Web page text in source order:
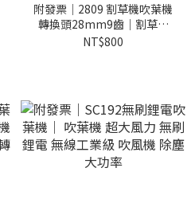
附發票｜2809 割草機吹葉機
轉換頭28mm9齒｜割草機
配件除草機鼓風機改裝頭 輕
NT$800